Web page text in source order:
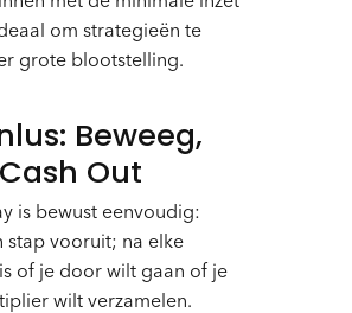
om strategieën te
grote blootstelling.
Beweeg,
Out
is bewust eenvoudig:
stap vooruit; na elke
of je door wilt gaan of je
wilt verzamelen.